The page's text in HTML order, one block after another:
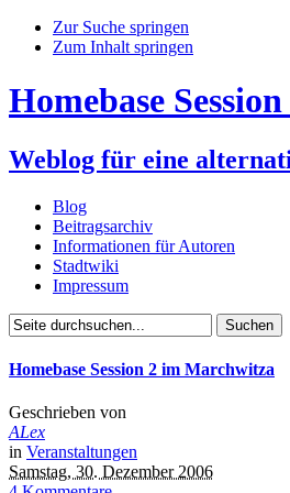
Zur Suche springen
Zum Inhalt springen
Homebase
Weblog für eine
Blog
Beitragsarchiv
Informationen für Autoren
Stadtwiki
Impressum
Homebase Session 2 im Marchwitza
Geschrieben von
ALex
in Veranstaltungen
Samstag, 30. Dezember 2006